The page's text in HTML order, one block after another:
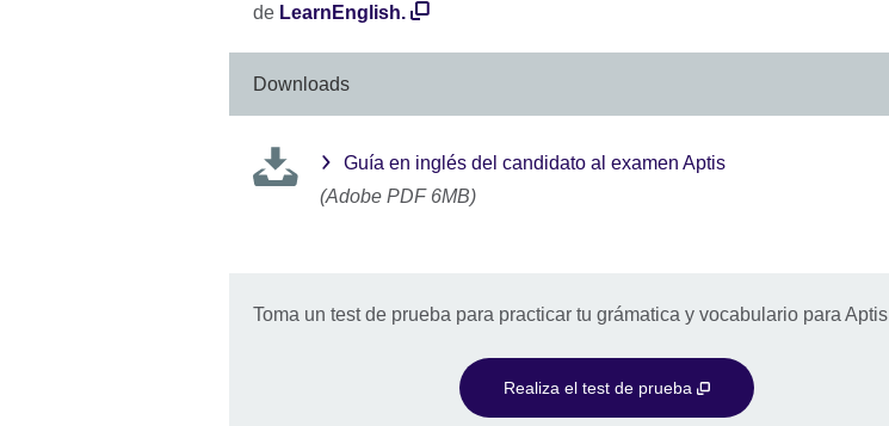
de LearnEnglish.
Downloads
Guía en inglés del candidato al examen Aptis
(Adobe PDF 6MB)
Toma un test de prueba para practicar tu grámatica y vocabulario para Aptis
Realiza el test de prueba